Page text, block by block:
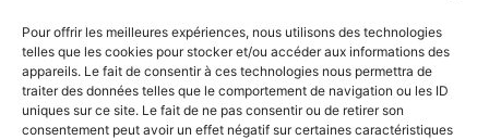
Pour offrir les meilleures expériences, nous utilisons des technologies
telles que les cookies pour stocker et/ou accéder aux informations des
appareils. Le fait de consentir à ces technologies nous permettra de
traiter des données telles que le comportement de navigation ou les ID
uniques sur ce site. Le fait de ne pas consentir ou de retirer son
consentement peut avoir un effet négatif sur certaines caractéristiques
NOS PRODUITS
NOTRE SHOWROOM
BLOG
NOUS CONTACTER